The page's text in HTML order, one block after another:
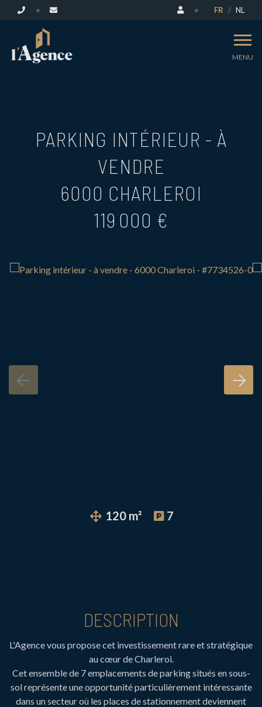
FR NL
MENU
PARKING INTÉRIEUR - À
VENDRE
6000 CHARLEROI
119 000 €
120 m² 7
DESCRIPTION
L'Agence vous propose cet investissement rare et stratégique
au cœur de Charleroi.
Cet ensemble de 7 emplacements de parking situés en sous-
sol représente une opportunité particulièrement intéressante
dans un secteur où les places de stationnement deviennent